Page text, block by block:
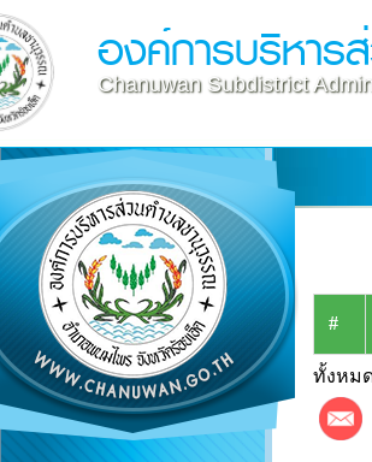
องค์การบริหาร
Chanuwan Subdistrict
#
ทั้งหม